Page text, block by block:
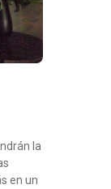
la
en un